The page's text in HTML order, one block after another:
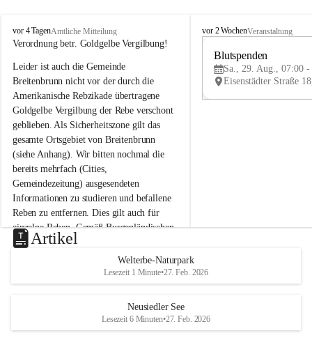
B
r
i
t
e
n
b
r
u
n
n
a
m
N
e
u
s
d
S
vor 4 TagenAmtliche Mitteilung
Verordnung betr. Goldgelbe Vergilbung!
Leider ist auch die Gemeinde
Breitenbrunn nicht vor der durch die
Amerikanische Rebzikade übertragene
Goldgelbe Vergilbung der Rebe verschont
geblieben. Als Sicherheitszone gilt das
gesamte Ortsgebiet von Breitenbrunn
(siehe Anhang). Wir bitten nochmal die
bereits mehrfach (Cities,
Gemeindezeitung) ausgesendeten
Informationen zu studieren und befallene
Reben zu entfernen. Dies gilt auch für
einzelne Reben. Gemäß Burgenländischen
Weinbaugesetz sind nicht gepflegte oder
unzulässige Weingärten zu roden! Bitte
helfen wir zusammen um unsere Winzer
vor den prognostizierten Ernteausfällen
und den daraus folgenden wirtschaftlichen
B
e
u
e
d
r
S
vor 2 WochenVeranstaltung
Blutspenden
Sa., 29. Aug., 07:00 -
Artikel
Welterbe-Naturpark
Lesezeit 1 Minute•27. Feb. 2026
Neusiedler See
Lesezeit 6 Minuten•27. Feb. 2026